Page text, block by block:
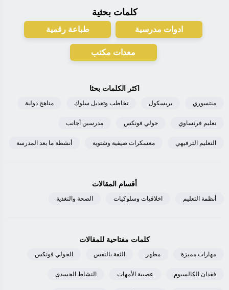
كلمات بحثية
ادوات مدرسية طباعة رقمية
معدات مكتب
اكثر الكلمات بحثا
منتسوري بريسكول تخاطب وتعديل سلوك مناهج دولية
تعليم فرنساوي جولي فونكس مدرسين أجانب
التعليم الترفيهي معسكرات صيفية وشتوية أنشطة ما بعد المدرسة
أقسام المقالات
أنظمة التعليم اخلاقيات وسلوكيات الصحة والتغذية
كلمات مفتاحية للمقالات
مهارات مميزة مطهر الثقة بالنفس الجولي فونكس
فقدان الكالسيوم عصبية الأمهات النشاط الجسدى